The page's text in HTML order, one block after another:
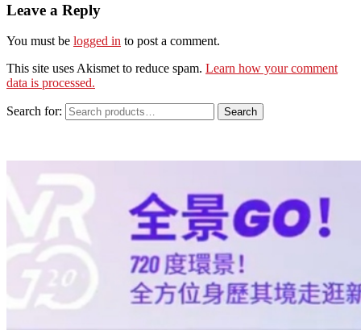
Leave a Reply
You must be logged in to post a comment.
This site uses Akismet to reduce spam. Learn how your comment
data is processed.
Search for: Search